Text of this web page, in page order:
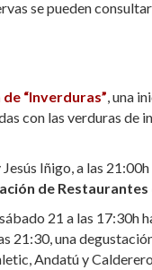
se pueden
“Inverduras”, una
con las verduras de
Iñigo, a las
de
21 a las
21:30, una
Andatú y